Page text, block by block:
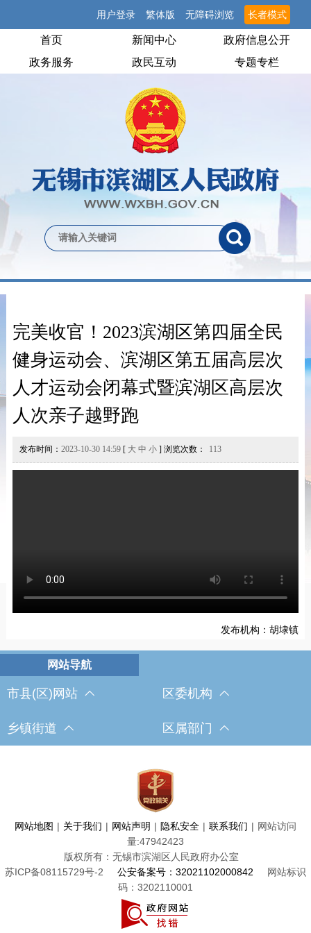
用户登录 繁体版 无障碍浏览 长者模式
首页 新闻中心
政府信息公开
政务服务
政民互动 专题专栏
完美收官！2023滨湖区第四届全民
健身运动会、滨湖区第五届高层次
人才运动会闭幕式暨滨湖区高层次
人次亲子越野跑
发布时间： 2023-10-30 14:59[ 大 中 小] 浏览次数： 113
发布机构：胡埭镇
市县(区)网站 区委机构
乡镇街道 区属部门
网站地图 | 关于我们 | 网站声明 | 隐私安全 | 联系我们 | 网站访问
量:47942423
版权所有：无锡市滨湖区人民政府办公室
苏ICP备08115729号-2
公安备案号：32021102000842
网站标识
码：3202110001